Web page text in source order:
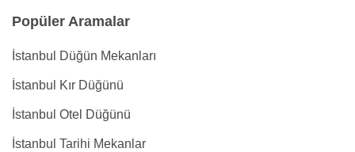
Popüler Aramalar
İstanbul Düğün Mekanları
İstanbul Kır Düğünü
İstanbul Otel Düğünü
İstanbul Tarihi Mekanlar